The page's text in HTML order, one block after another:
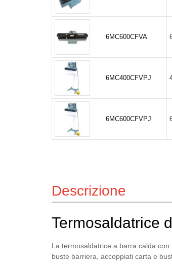
6MC600CFVA
6MC400CFVPJ
6MC600CFVPJ
Descrizione
Termosaldatrice
La termosaldatrice a barra calda
buste barriera, accoppiati carta e